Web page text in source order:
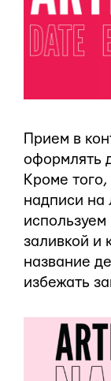
Прием в
оформлять
Кроме
надписи на
заливкой и
название
избежать